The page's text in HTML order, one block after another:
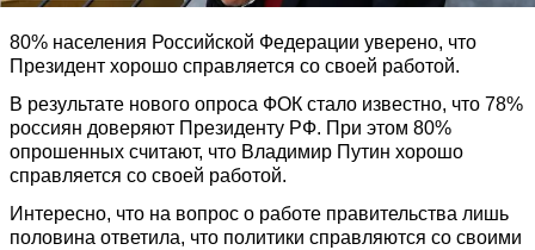
80% населения Российской Федерации уверено, что
Президент хорошо справляется со своей работой.
В результате нового опроса ФОК стало известно, что 78%
россиян доверяют Президенту РФ. При этом 80%
опрошенных считают, что Владимир Путин хорошо
справляется со своей работой.
Интересно, что на вопрос о работе правительства лишь
половина ответила, что политики справляются со своими